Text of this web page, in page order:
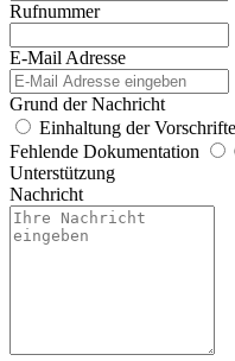
Rufnummer
E-Mail Adresse
Grund der Nachricht
Einhaltung der
Fehlende Dokumentation
Unterstützung
Nachricht